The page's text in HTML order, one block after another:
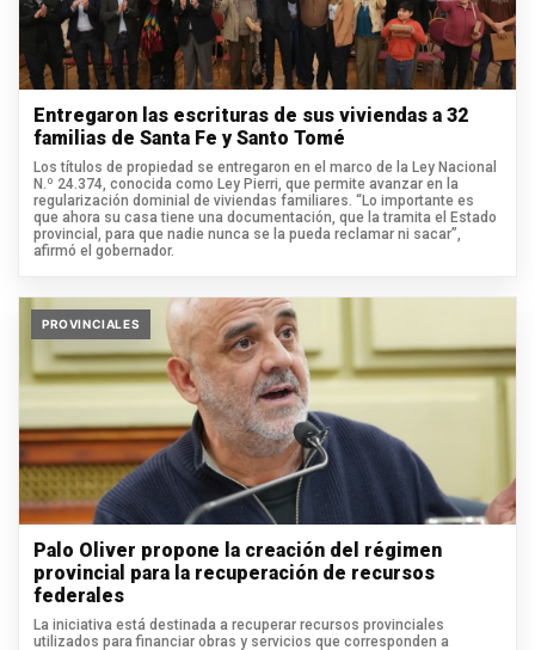
Entregaron las escrituras de sus viviendas a 32
familias de Santa Fe y Santo Tomé
Los títulos de propiedad se entregaron en el marco de la Ley Nacional
N.º 24.374, conocida como Ley Pierri, que permite avanzar en la
regularización dominial de viviendas familiares. “Lo importante es
que ahora su casa tiene una documentación, que la tramita el Estado
provincial, para que nadie nunca se la pueda reclamar ni sacar”,
afirmó el gobernador.
PROVINCIALES
Palo Oliver propone la creación del régimen
provincial para la recuperación de recursos
federales
La iniciativa está destinada a recuperar recursos provinciales
utilizados para financiar obras y servicios que corresponden a